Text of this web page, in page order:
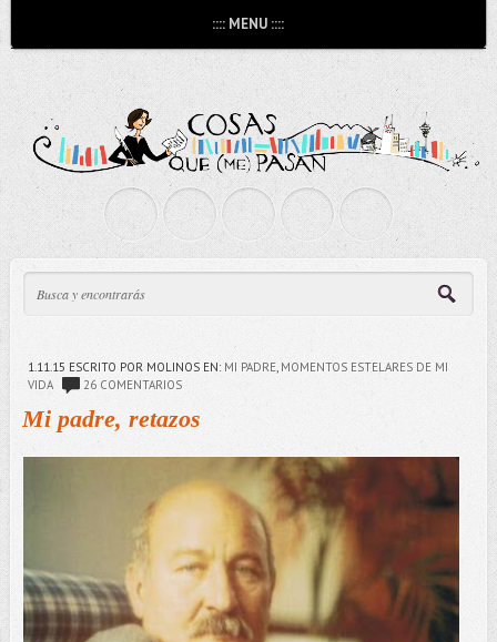
:::: MENU ::::
1.11.15 ESCRITO POR MOLINOS EN: MI PADRE, MOMENTOS ESTELARES DE MI
VIDA
26 COMENTARIOS
Mi padre, retazos